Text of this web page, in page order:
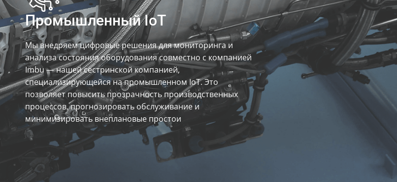
Промышленный IoT
Мы внедряем цифровые решения для мониторинга и
анализа состояния оборудования совместно с компанией
Imbu — нашей сестринской компанией,
специализирующейся на промышленном IoT. Это
позволяет повысить прозрачность производственных
процессов, прогнозировать обслуживание и
минимизировать внеплановые простои